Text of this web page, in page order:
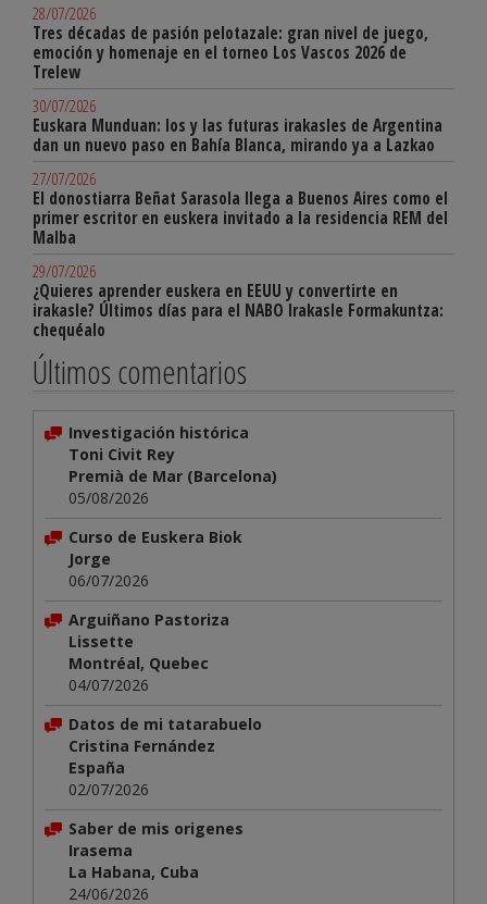
28/07/2026
Tres décadas de pasión pelotazale: gran nivel de juego,
emoción y homenaje en el torneo Los Vascos 2026 de
Trelew
30/07/2026
Euskara Munduan: los y las futuras irakasles de Argentina
dan un nuevo paso en Bahía Blanca, mirando ya a Lazkao
27/07/2026
El donostiarra Beñat Sarasola llega a Buenos Aires como el
primer escritor en euskera invitado a la residencia REM del
Malba
29/07/2026
¿Quieres aprender euskera en EEUU y convertirte en
irakasle? Últimos días para el NABO Irakasle Formakuntza:
chequéalo
Últimos comentarios
Investigación histórica
Toni Civit Rey
Premià de Mar (Barcelona)
05/08/2026
Curso de Euskera Biok
Jorge
06/07/2026
Arguiñano Pastoriza
Lissette
Montréal, Quebec
04/07/2026
Datos de mi tatarabuelo
Cristina Fernández
España
02/07/2026
Saber de mis origenes
Irasema
La Habana, Cuba
24/06/2026